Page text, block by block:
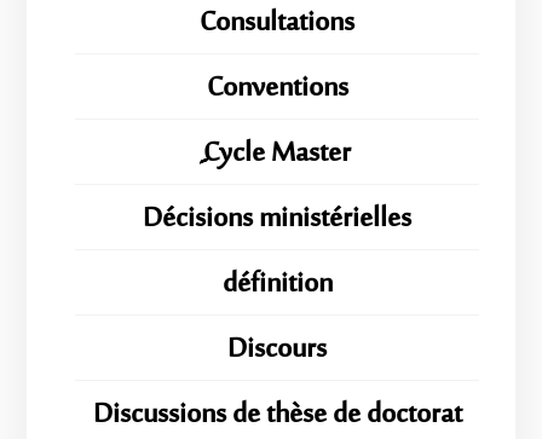
Consultations
Conventions
ِِِCycle Master
Décisions ministérielles
définition
Discours
Discussions de thèse de doctorat